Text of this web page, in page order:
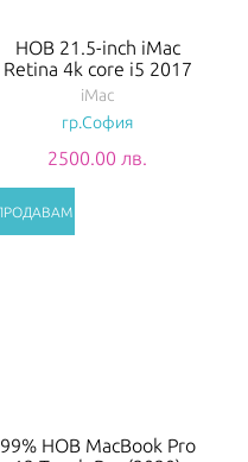
НОВ 21.5-inch iMac
Retina 4k core i5 2017
iMac
гр.София
2500.00 лв.
99% НОВ MacBook Pro